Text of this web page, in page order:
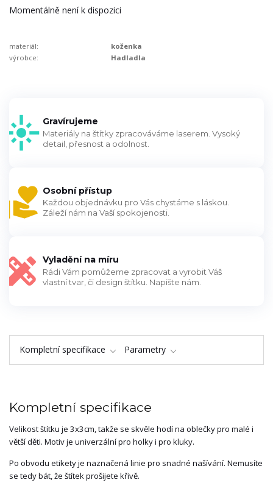
Momentálně není k dispozici
materiál:
koženka
výrobce:
Hadladla
Gravírujeme
Materiály na štítky zpracováváme laserem. Vysoký
detail, přesnost a odolnost.
Osobní přístup
Každou objednávku pro Vás chystáme s láskou.
Záleží nám na Vaší spokojenosti.
Vyladění na míru
Rádi Vám pomůžeme zpracovat a vyrobit Váš
vlastní tvar, či design štítku. Napište nám.
Kompletní specifikace Parametry
Kompletní specifikace
Velikost štítku je 3x3cm, takže se skvěle hodí na oblečky pro malé i
větší děti. Motiv je univerzální pro holky i pro kluky.
Po obvodu etikety je naznačená linie pro snadné našívání. Nemusíte
se tedy bát, že štítek prošijete křivě.